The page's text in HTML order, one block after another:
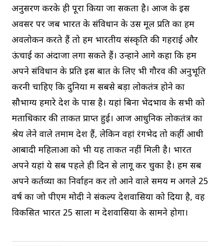
अनुसरण करके ही पूरा किया जा सकता है। आज के इस
अवसर पर जब भारत के संविधान के उस मूल प्रति का हम
अवलोकन करते हैं तो हम भारतीय संस्कृति की गहराई और
ऊंचाई का अंदाजा लगा सकते हैं। उन्होंने आगे कहा कि हमें
अपने संविधान के प्रति इस बात के लिए भी गौरव की अनुभूति
करनी चाहिए कि दुनिया में सबसे बड़ा लोकतंत्र होने का
सौभाग्य हमारे देश के पास है। यहां बिना भेदभाव के सभी को
मताधिकार की ताकत प्राप्त हुई। आज आधुनिक लोकतंत्र का
श्रेय लेने वाले तमाम देश हैं, लेकिन वहां रंगभेद तो कहीं आधी
आबादी महिलाओं को भी यह ताकत नहीं मिली है। भारत
अपने यहां ये सब पहले ही दिन से लागू कर चुका है। हम सब
अपने कर्तव्यों का निर्वाहन करें तो आने वाले समय में अगले 25
वर्ष का जो पीएम मोदी ने संकल्प देशवासियों को दिया है, वह
विकसित भारत 25 सालों में देशवासियों के सामने होगा।